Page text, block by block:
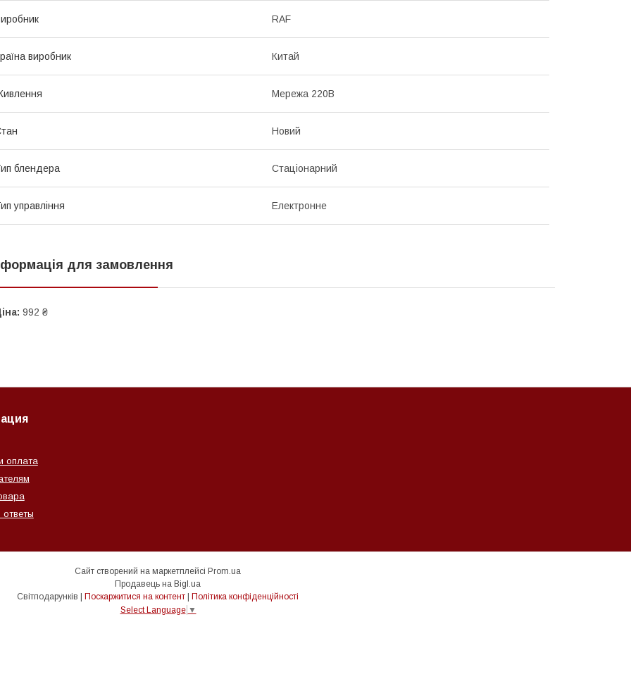
RAF
виробник Китай
Мережа 220В
Новий
блендера Стаціонарний
управління Електронне
для замовлення
992 ₴
оплата
Сайт створений на маркетплейсі Prom.ua
Продавець на Bigl.ua
Поскаржитися на контент
Політика конфіденційності
Select Language ▼